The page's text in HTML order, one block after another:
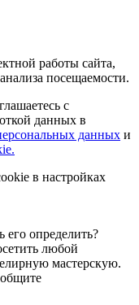
работы сайта,
посещаемости.
с
данных в
данных и
в настройках
его определить?
любой
мастерскую.